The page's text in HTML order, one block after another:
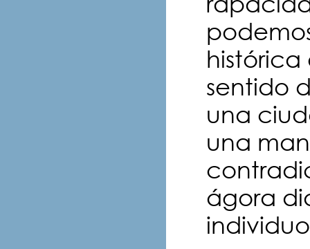
sentido
una
una
ágora